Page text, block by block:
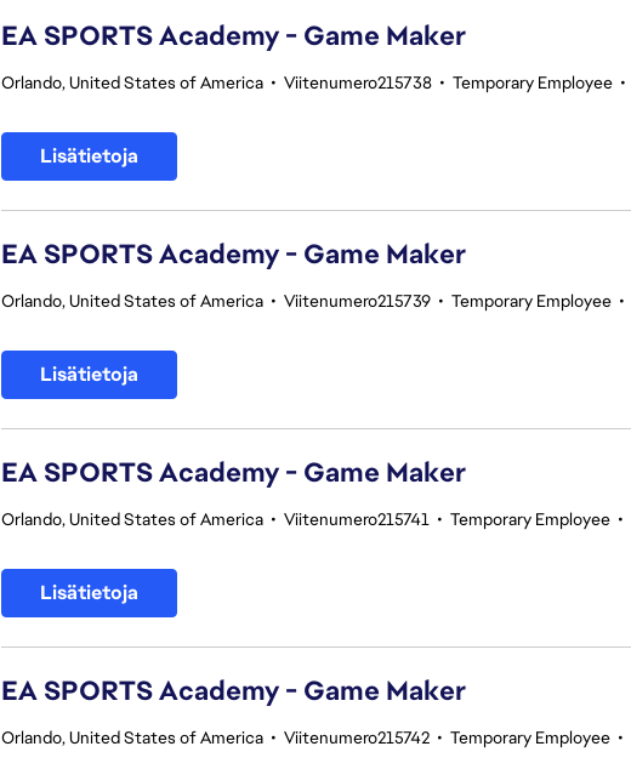
EA SPORTS Academy - Game Maker
Orlando, United States of America • Viitenumero215738 • Temporary Employee •
Lisätietoja
EA SPORTS Academy - Game Maker
Orlando, United States of America • Viitenumero215739 • Temporary Employee •
Lisätietoja
EA SPORTS Academy - Game Maker
Orlando, United States of America • Viitenumero215741 • Temporary Employee •
Lisätietoja
EA SPORTS Academy - Game Maker
Orlando, United States of America • Viitenumero215742 • Temporary Employee •